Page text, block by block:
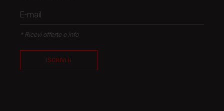
* Ricevi offerte e info
ISCRIVITI